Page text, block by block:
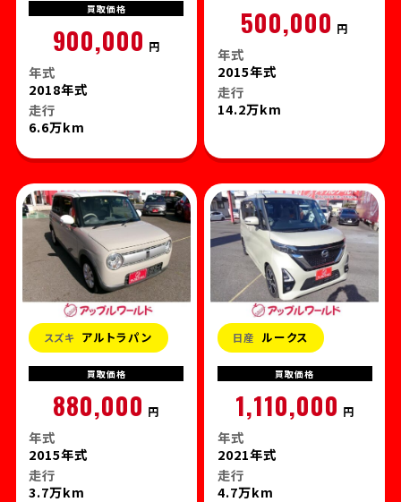
買取価格
900,000 円
年式
2018年式
走行
6.6万km
500,000 円
年式
2015年式
走行
14.2万km
スズキ アルトラパン
買取価格
880,000 円
年式
2015年式
走行
3.7万km
日産 ルークス
買取価格
1,110,000 円
年式
2021年式
走行
4.7万km